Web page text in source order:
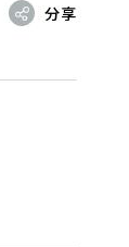
分享